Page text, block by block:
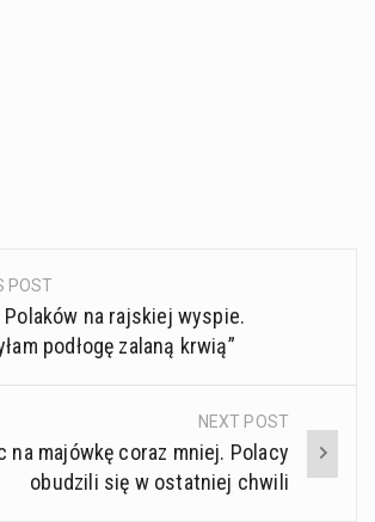
POST
Polaków na rajskiej wyspie.
podłogę zalaną krwią”
NEXT POST
na majówkę coraz mniej. Polacy
obudzili się w ostatniej chwili